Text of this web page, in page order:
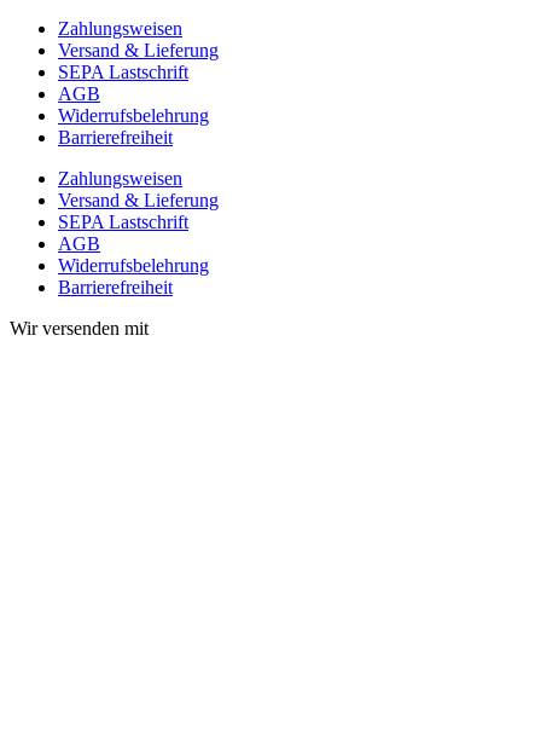
Zahlungsweisen
Versand & Lieferung
SEPA Lastschrift
AGB
Widerrufsbelehrung
Barrierefreiheit
Zahlungsweisen
Versand & Lieferung
SEPA Lastschrift
AGB
Widerrufsbelehrung
Barrierefreiheit
Wir versenden mit